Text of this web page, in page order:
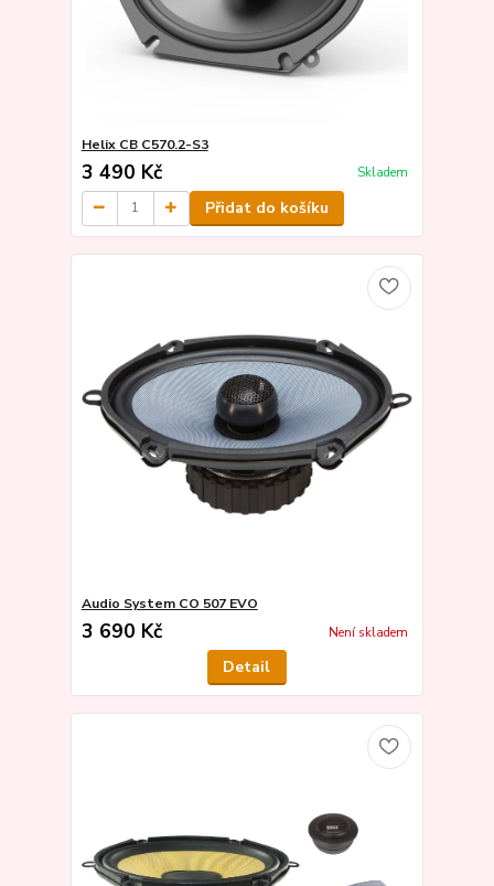
Helix CB C570.2-S3
3 490 Kč Skladem
Přidat do košíku
Audio System CO 507 EVO
3 690 Kč Není skladem
Detail